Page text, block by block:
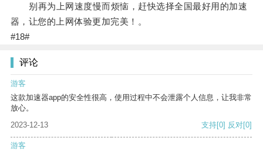
别再为上网速度慢而烦恼，赶快选择全国最好用的加速
器，让您的上网体验更加完美！。
#18#
评论
游客
这款加速器app的安全性很高，使用过程中不会泄露个人信息，让我非常
放心。
2023-12-13
支持[0] 反对[0]
游客